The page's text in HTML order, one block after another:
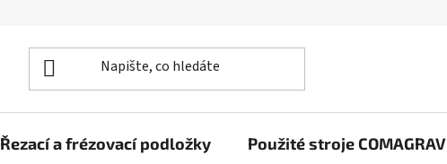
Řezací a frézovací podložky Použité stroje COMAGRAV